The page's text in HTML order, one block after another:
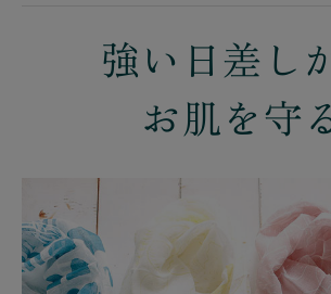
強い日差し
お肌を守